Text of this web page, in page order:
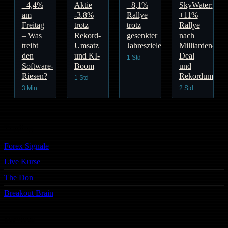
+4,4%
am
Freitag
– Was
treibt
den
Software-
Riesen?
3 Min
Aktie
-3.8%
trotz
Rekord-
Umsatz
und KI-
Boom
1 Std
+8,1%
Rallye
trotz
gesenkter
Jahresziele
1 Std
SkyWater:
+11%
Rallye
nach
Milliarden-
Deal
und
Rekordumsatz
2 Std
Forex Signale
Live Kurse
The Don
Breakout Brain